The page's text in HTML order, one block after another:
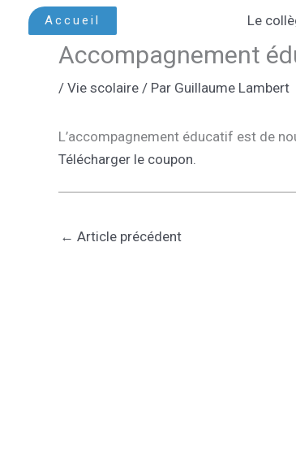
Accueil Le
Accompagnement
/ Vie scolaire / Par Guillaume Lambert
L’accompagnement éducatif est de
Télécharger le coupon.
← Article précédent